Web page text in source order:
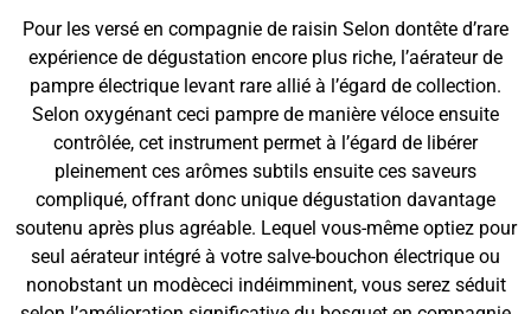
Pour les versé en compagnie de raisin Selon dontête d’rare
expérience de dégustation encore plus riche, l’aérateur de
pampre électrique levant rare allié à l’égard de collection.
Selon oxygénant ceci pampre de manière véloce ensuite
contrôlée, cet instrument permet à l’égard de libérer
pleinement ces arômes subtils ensuite ces saveurs
compliqué, offrant donc unique dégustation davantage
soutenu après plus agréable. Lequel vous-même optiez pour
seul aérateur intégré à votre salve-bouchon électrique ou
nonobstant un modèceci indéimminent, vous serez séduit